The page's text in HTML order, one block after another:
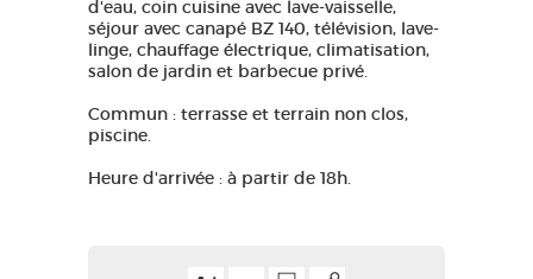
d'eau, coin cuisine avec lave-vaisselle,
séjour avec canapé BZ 140, télévision, lave-
linge, chauffage électrique, climatisation,
salon de jardin et barbecue privé.
Commun : terrasse et terrain non clos,
piscine.
Heure d'arrivée : à partir de 18h.